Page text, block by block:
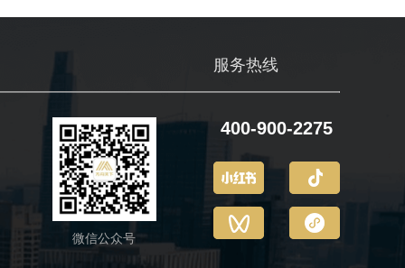
微信公众号
服务热线
400-900-2275